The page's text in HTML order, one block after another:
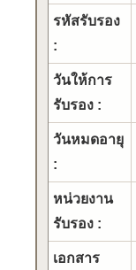
รหัสรับรอง
:
วันให้การ
รับรอง :
วันหมดอายุ
:
หน่วยงาน
รับรอง :
เอกสาร